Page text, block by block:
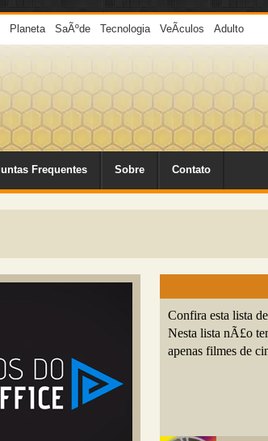
Planeta SaÃºde Tecnologia VeÃ­culos Adulto
Frequentes Sobre Contato
Confira esta lista
Nesta lista nÃ£o
apenas filmes de